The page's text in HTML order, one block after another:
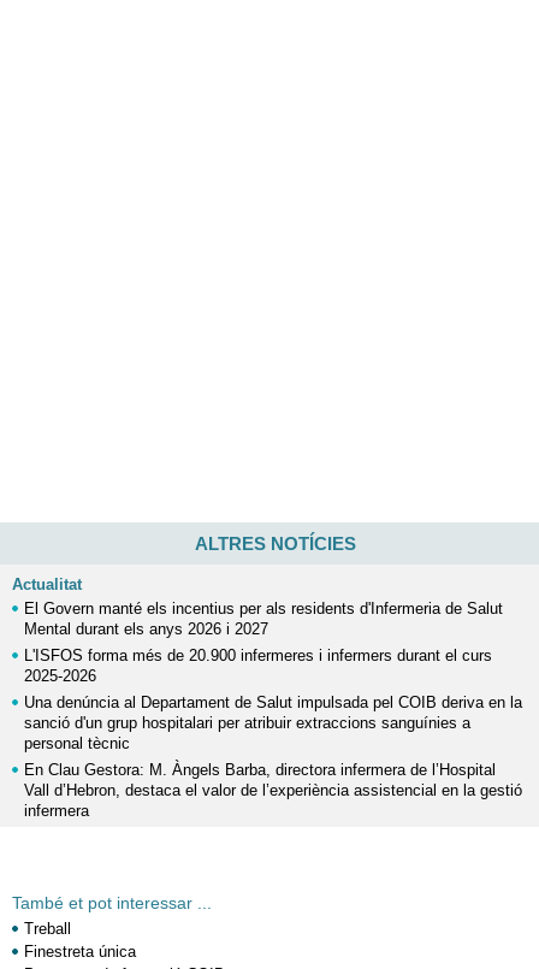
ALTRES NOTÍCIES
Actualitat
El Govern manté els incentius per als residents d'Infermeria de Salut
Mental durant els anys 2026 i 2027
L'ISFOS forma més de 20.900 infermeres i infermers durant el curs
2025-2026
Una denúncia al Departament de Salut impulsada pel COIB deriva en la
sanció d'un grup hospitalari per atribuir extraccions sanguínies a
personal tècnic
En Clau Gestora: M. Àngels Barba, directora infermera de l’Hospital
Vall d’Hebron, destaca el valor de l’experiència assistencial en la gestió
infermera
També et pot interessar ...
Treball
Finestreta única